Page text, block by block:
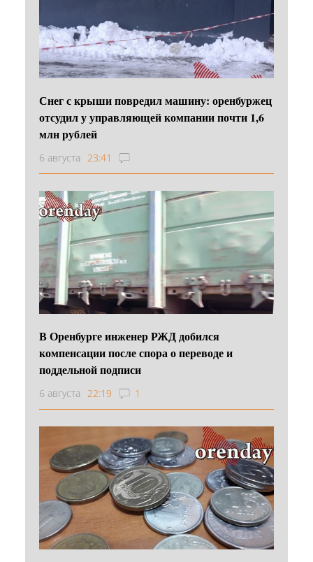
Снег с крыши повредил машину: оренбуржец
отсудил у управляющей компании почти 1,6
млн рублей
6 августа 23:41
В Оренбурге инженер РЖД добился
компенсации после спора о переводе и
поддельной подписи
6 августа 22:19 1